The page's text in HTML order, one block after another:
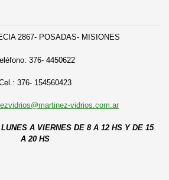
2867- POSADAS- MISIONES
376- 4450622
el.: 376- 154560423
vidrios.com.ar
A VIERNES DE 8 A 12 HS Y DE 15
A 20 HS